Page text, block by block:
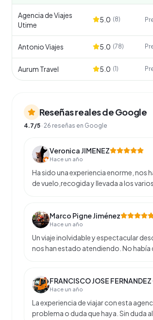
Agencia de Viajes
Utime
5.0 (8)
Antonio Viajes 5.0 (78)
Aurum Travel 5.0 (1)
Reseñas reales de Google
4.7/5 · 26 reseñas en Google
Veronica JIMENEZ
Hace un año
Ha sido una experiencia enorme, nos
de vuelo,recogida y llevada a los
Marco Pigne Jiménez
Hace un año
Un viaje inolvidable y espectacular
nos han estado atendiendo. No había
FRANCISCO JOSE
Hace un año
La experiencia de viajar con esta
problema o duda que haya. Sin duda